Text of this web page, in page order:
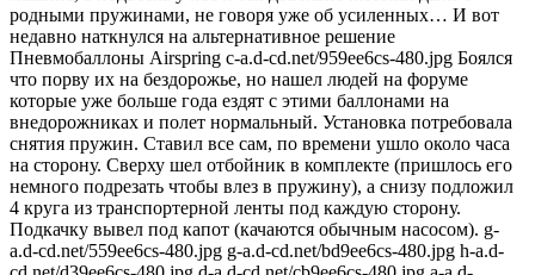
родными пружинами, не говоря уже об усиленных… И вот
недавно наткнулся на альтернативное решение
Пневмобаллоны Airspring c-a.d-cd.net/959ee6cs-480.jpg Боялся
что порву их на бездорожье, но нашел людей на форуме
которые уже больше года ездят с этими баллонами на
внедорожниках и полет нормальный. Установка потребовала
снятия пружин. Ставил все сам, по времени ушло около часа
на сторону. Сверху шел отбойник в комплекте (пришлось его
немного подрезать чтобы влез в пружину), а снизу подложил
4 круга из транспортерной ленты под каждую сторону.
Подкачку вывел под капот (качаются обычным насосом). g-
a.d-cd.net/559ee6cs-480.jpg g-a.d-cd.net/bd9ee6cs-480.jpg h-a.d-